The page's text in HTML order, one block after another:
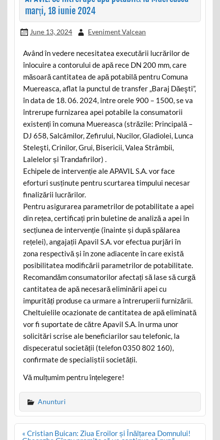
marți, 18 iunie 2024
June 13, 2024 Eveniment Valcean
Având în vedere necesitatea executării lucrărilor de
înlocuire a contorului de apă rece DN 200 mm, care
măsoară cantitatea de apă potabilă pentru Comuna
Muereasca, aflat la punctul de transfer „Baraj Dăeşti”,
în data de 18. 06. 2024, între orele 900 – 1500, se va
întrerupe furnizarea apei potabile la consumatorii
existenți în comuna Muereasca (străzile: Principală –
DJ 658, Salcâmilor, Zefirului, Nucilor, Gladiolei, Lunca
Steleşti, Crinilor, Grui, Bisericii, Valea Strâmbii,
Lalelelor și Trandafirilor) .
Echipele de intervenție ale APAVIL S.A. vor face
eforturi susținute pentru scurtarea timpului necesar
finalizării lucrărilor.
Pentru asigurarea parametrilor de potabilitate a apei
din rețea, certificați prin buletine de analiză a apei în
secțiunea de intervenție (înainte și după spălarea
rețelei), angajații Apavil S.A. vor efectua purjări în
zona respectivă și în zone adiacente în care există
posibilitatea modificării parametrilor de potabilitate.
Recomandăm consumatorilor afectați să lase să curgă
cantitatea de apă necesară eliminării apei cu
impurități produse ca urmare a întreruperii furnizării.
Cheltuielile ocazionate de cantitatea de apă eliminată
vor fi suportate de către Apavil S.A. în urma unor
solicitări scrise ale beneficiarilor sau telefonic, la
dispeceratul societății (telefon 0350 802 160),
confirmate de specialiștii societății.
Vă mulțumim pentru înțelegere!
Anunturi
Post
« Cristian Buican: Ziua Eroilor și Înălțarea Domnului!